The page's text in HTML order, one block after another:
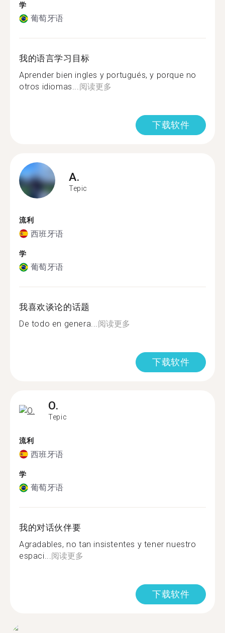
学
葡萄牙语
我的语言学习目标
Aprender bien ingles y portugués, y porque no
otros idiomas...阅读更多
下载软件
A.
Tepic
流利
西班牙语
学
葡萄牙语
我喜欢谈论的话题
De todo en genera...阅读更多
下载软件
O.
Tepic
流利
西班牙语
学
葡萄牙语
我的对话伙伴要
Agradables, no tan insistentes y tener nuestro
espaci...阅读更多
下载软件